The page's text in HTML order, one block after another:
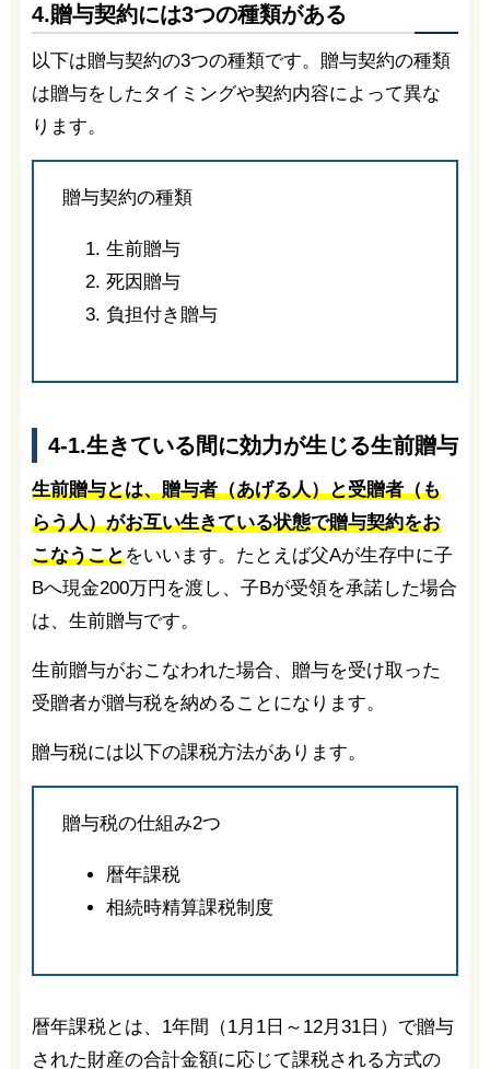
4.贈与契約には3つの種類がある
以下は贈与契約の3つの種類です。贈与契約の種類
は贈与をしたタイミングや契約内容によって異な
ります。
贈与契約の種類
生前贈与
死因贈与
負担付き贈与
4-1.生きている間に効力が生じる生前贈与
生前贈与とは、贈与者（あげる人）と受贈者（も
らう人）がお互い生きている状態で贈与契約をお
こなうことをいいます。たとえば父Aが生存中に子
Bへ現金200万円を渡し、子Bが受領を承諾した場合
は、生前贈与です。
生前贈与がおこなわれた場合、贈与を受け取った
受贈者が贈与税を納めることになります。
贈与税には以下の課税方法があります。
贈与税の仕組み2つ
暦年課税
相続時精算課税制度
暦年課税とは、1年間（1月1日～12月31日）で贈与
された財産の合計金額に応じて課税される方式の